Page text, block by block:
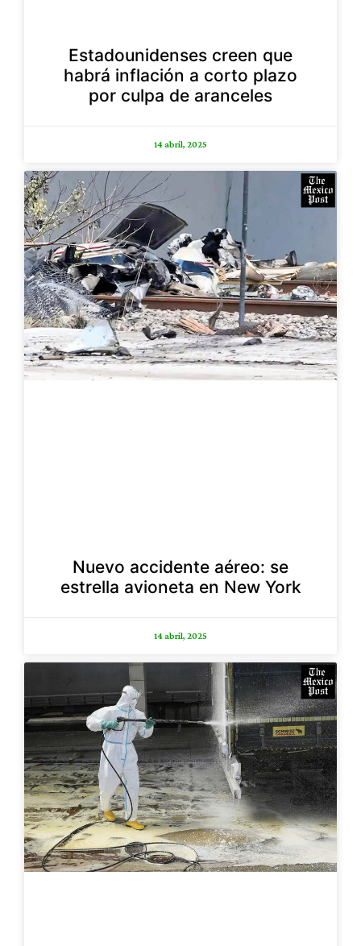
Estadounidenses creen que
habrá inflación a corto plazo
por culpa de aranceles
14 abril, 2025
Nuevo accidente aéreo: se
estrella avioneta en New York
14 abril, 2025